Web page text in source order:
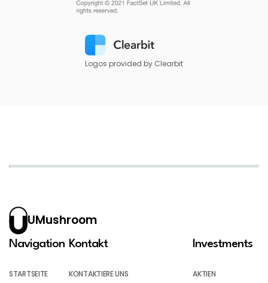
Logos provided by Clearbit
UMushroom
Navigation
STARTSEITE
Kontakt
KONTAKTIERE UNS
Investments
AKTIEN